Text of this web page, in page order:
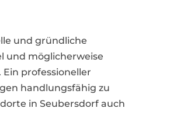
und gründliche
und möglicherweise
professioneller
handlungsfähig zu
in Seubersdorf auch